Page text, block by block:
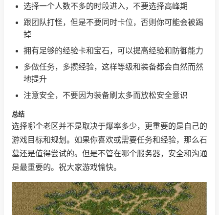
选择一个人数不多的时段进入，不要选择高峰期
跟团队打怪，但是不要同时卡位，否则你可能会被踢
掉
拥有足够的经验卡和宝石，可以提高经验和防御能力
多做任务，多攒经验，这样等级和装备都会自然而然
地提升
注意安全，不要因为装备刷太多而放松安全意识
总结
选择哪个老区并不是取决于爆率多少，更重要的是自己的
游戏目标和规划。如果你喜欢或需要任务和经验，那么石
墓还是值得尝试的。但是不管在哪个服务器，安全和沟通
是最重要的。祝大家游戏愉快。